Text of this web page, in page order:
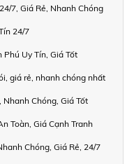
7, Giá Rẻ, Nhanh Chóng
24/7
Phú Uy Tín, Giá Tốt
giá rẻ, nhanh chóng nhất
Nhanh Chóng, Giá Tốt
Toàn, Giá Cạnh Tranh
Chóng, Giá Rẻ, 24/7